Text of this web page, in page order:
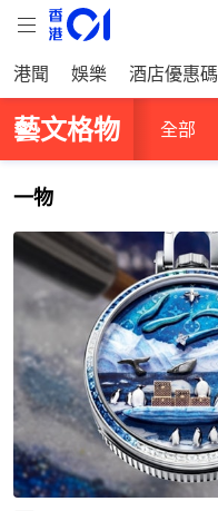
港聞 娛樂 酒店優惠碼
藝文格物 全部
一物